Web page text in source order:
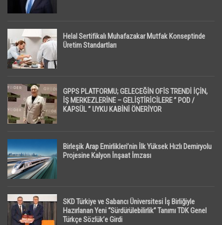
Helal Sertifikalı Muhafazakar Mutfak Konseptinde
Üretim Standartları
GPPS PLATFORMU; GELECEĞİN OFİS TRENDİ İÇİN,
İŞ MERKEZLERİNE – GELİŞTİRİCİLERE ” POD /
KAPSÜL ” UYKU KABİNİ ÖNERİYOR
Birleşik Arap Emirlikleri’nin İlk Yüksek Hızlı Demiryolu
Projesine Kalyon İnşaat İmzası
SKD Türkiye ve Sabancı Üniversitesi İş Birliğiyle
Hazırlanan Yeni “Sürdürülebilirlik” Tanımı TDK Genel
Türkçe Sözlük’e Girdi